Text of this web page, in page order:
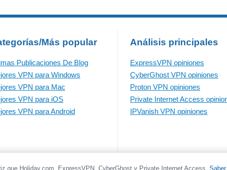
Más popular
Publicaciones De Blog
VPN para Windows
VPN para Mac
VPN para iOS
VPN para Android
Análisis principales
ExpressVPN opiniones
CyberGhost VPN opiniones
Proton VPN opiniones
Private Internet Access
IPVanish VPN opiniones
que Holiday.com, ExpressVPN, CyberGhost y Private Internet Access.